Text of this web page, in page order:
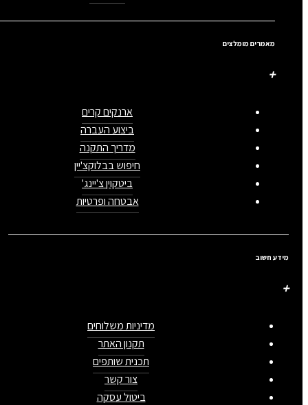
מאמרים מומלצים
ארנקים קרים
ביצוע העברה
מדריך התקנה
חיפוש בבלוקצ'יין
ביטקוין צ'יינג'
אבטחה ופרטיות
מידע חשוב
מדיניות משלוחים
תקנון האתר
תכנית שותפים
צור קשר
ביטול עסקה